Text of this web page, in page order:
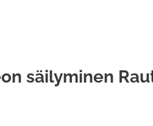
säilyminen